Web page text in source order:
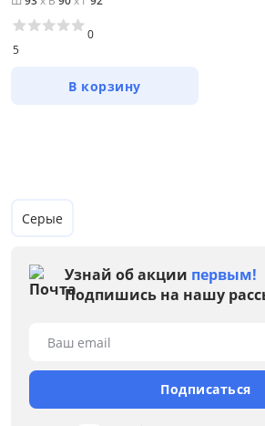
Цена
5
0
В корзину
Серые
Узнай об акции первым!
Подпишись на нашу
Ваш email
Подписаться